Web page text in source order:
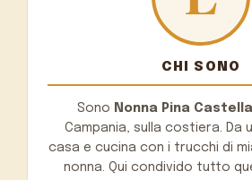
CHI SONO
Sono Nonna Pina
Campania, sulla costiera. Da
casa e cucina con i trucchi di
nonna. Qui condivido tutto